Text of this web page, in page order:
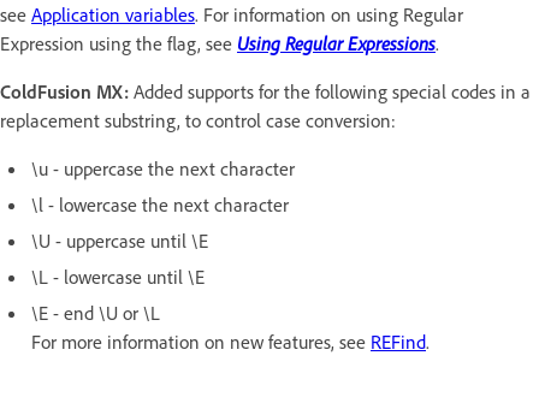
see Application variables. For information on using Regular
Expression using the flag, see Using Regular Expressions.
ColdFusion MX: Added supports for the following special codes in a
replacement substring, to control case conversion:
\u - uppercase the next character
\l - lowercase the next character
\U - uppercase until \E
\L - lowercase until \E
\E - end \U or \L
For more information on new features, see REFind.